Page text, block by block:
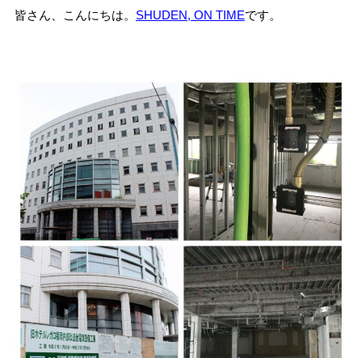
皆さん、こんにちは。 SHUDEN, ON TIMEです。